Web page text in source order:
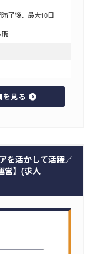
了後、最大10日
暇
を見る
を活かして活躍／
営】(求人